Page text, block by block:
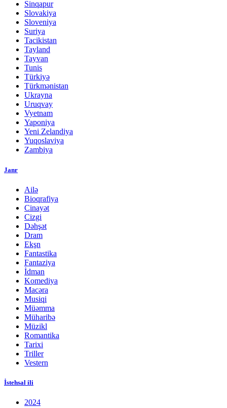
Sinqapur
Slovakiya
Sloveniya
Suriya
Tacikistan
Tayland
Tayvan
Tunis
Türkiyə
Türkmənistan
Ukrayna
Uruqvay
Vyetnam
Yaponiya
Yeni Zelandiya
Yuqoslaviya
Zambiya
Janr
Ailə
Bioqrafiya
Cinayət
Cizgi
Dəhşət
Dram
Ekşn
Fantastika
Fantaziya
İdman
Komediya
Macəra
Musiqi
Müəmma
Müharibə
Müzikl
Romantika
Tarixi
Triller
Vestern
İstehsal ili
2024